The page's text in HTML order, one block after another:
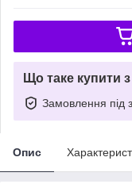
Що таке купити
Замовлення під
Опис